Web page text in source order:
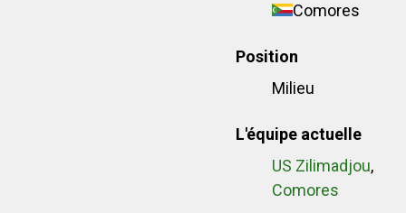
Comores
Position
Milieu
L'équipe actuelle
US Zilimadjou,
Comores